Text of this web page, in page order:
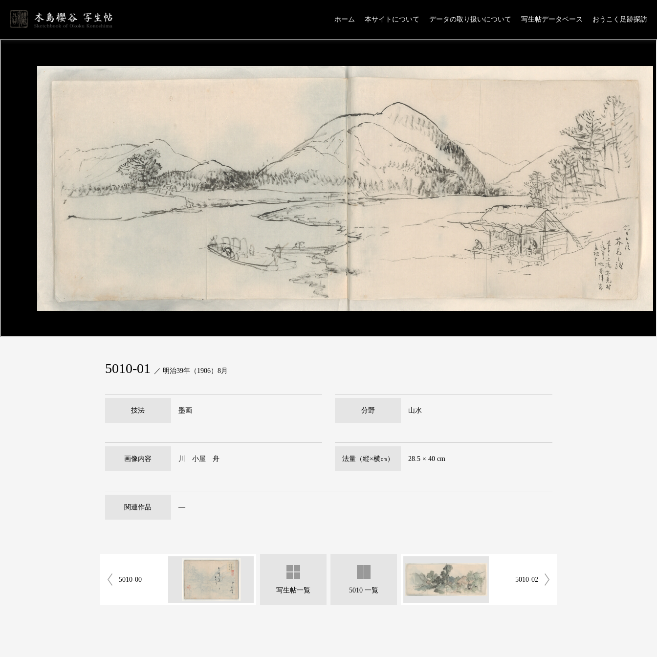
ホーム 本サイトについて データの取り扱いについて 写生帖データベース おうこく足跡探訪
5010-01 ／ 明治39年（1906）8月
技法 墨画 分野 山水
画像内容 川 小屋 舟 法量（縦×横㎝） 28.5 × 40 cm
関連作品 ―
5010-00
写生帖一覧
5010 一覧
5010-02